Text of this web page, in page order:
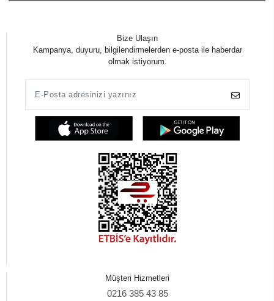
Bize Ulaşın
Kampanya, duyuru, bilgilendirmelerden e-posta ile haberdar
olmak istiyorum.
Müşteri Hizmetleri
0216 385 43 85